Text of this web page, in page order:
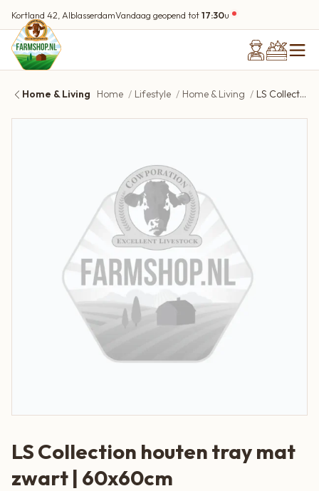
Kortland 42, AlblasserdamVandaag geopend tot17:30u
Home & Living Home Lifestyle Home & Living LS Collection houten tray mat zwart | 60x60cm
LS Collection houten tray mat
zwart | 60x60cm